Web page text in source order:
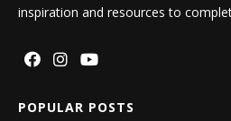
inspiration and resources to
POPULAR POSTS